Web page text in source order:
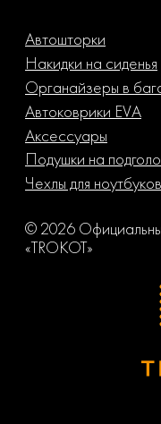
Автошторки
Накидки на сиденья
Органайзеры в
Автоковрики EVA
Аксессуары
Подушки на
Чехлы для ноутбуков
© 2026
«TROKOT»